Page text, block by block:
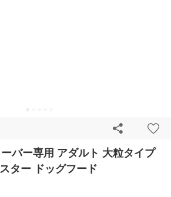
バー専用 アダルト 大粒タイプ
ター ドッグフード